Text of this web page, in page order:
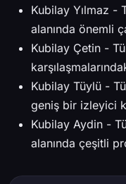
Kubilay Yılmaz -
alanında önemli
Kubilay Çetin -
Kubilay Tüylü -
geniş bir izleyici
Kubilay Aydin -
alanında çeşitli